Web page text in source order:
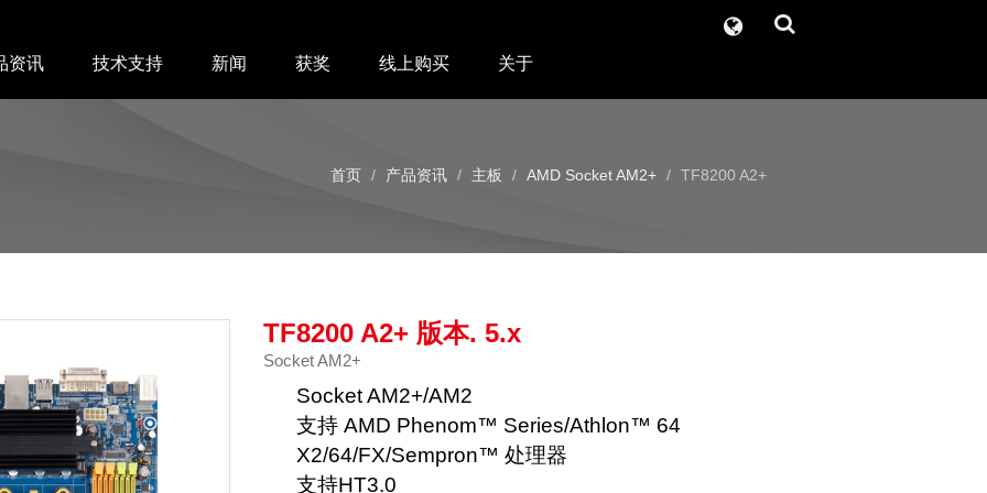
资讯 技术支持 新闻 获奖 线上购买 关于
首页 产品资讯 主板 AMD Socket AM2+ TF8200 A2+
TF8200 A2+ 版本. 5.x
Socket AM2+
Socket AM2+/AM2
支持 AMD Phenom™ Series/Athlon™ 64
X2/64/FX/Sempron™ 处理器
支持HT3.0